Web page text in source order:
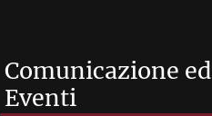
Comunicazione ed
Eventi